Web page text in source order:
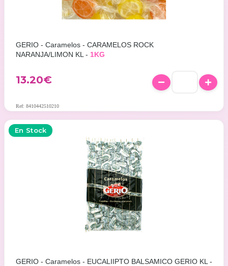
GERIO - Caramelos - CARAMELOS ROCK
NARANJA/LIMON KL - 1KG
13.20€
Ref: 8410442510210
En Stock
GERIO - Caramelos - EUCALIIPTO BALSAMICO GERIO KL -